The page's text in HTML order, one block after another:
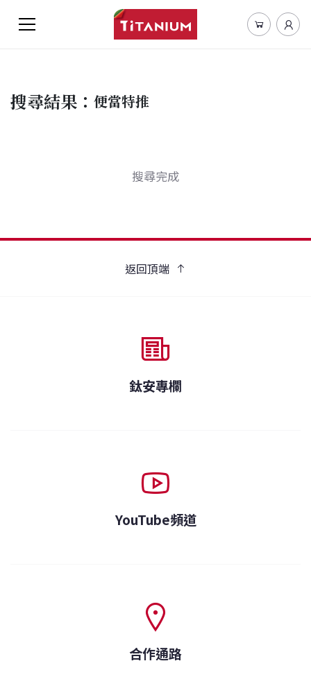
搜尋結果： 便當特推
搜尋完成
返回頂端
鈦安專欄
YouTube頻道
合作通路